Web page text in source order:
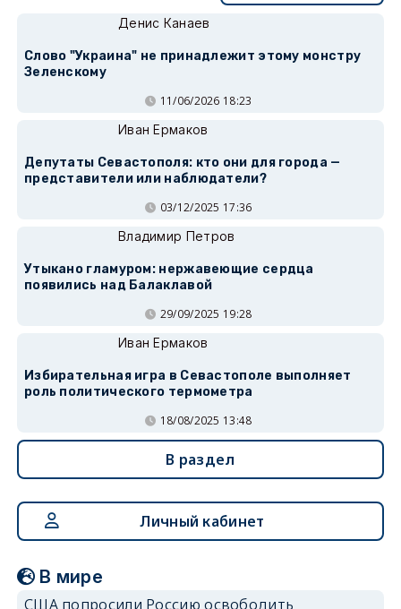
Денис Канаев
Слово "Украина" не принадлежит этому монстру
Зеленскому
11/06/2026 18:23
Иван Ермаков
Депутаты Севастополя: кто они для города —
представители или наблюдатели?
03/12/2025 17:36
Владимир Петров
Утыкано гламуром: нержавеющие сердца
появились над Балаклавой
29/09/2025 19:28
Иван Ермаков
Избирательная игра в Севастополе выполняет
роль политического термометра
18/08/2025 13:48
В раздел
Личный кабинет
В мире
США попросили Россию освободить